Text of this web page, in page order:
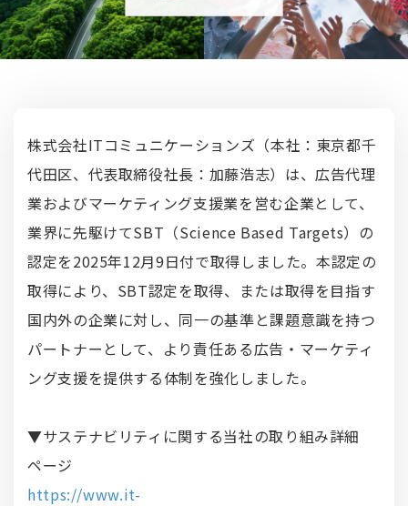
株式会社ITコミュニケーションズ（本社：東京都千
代田区、代表取締役社長：加藤浩志）は、広告代理
業およびマーケティング支援業を営む企業として、
業界に先駆けてSBT（Science Based Targets）の
認定を2025年12月9日付で取得しました。本認定の
取得により、SBT認定を取得、または取得を目指す
国内外の企業に対し、同一の基準と課題意識を持つ
パートナーとして、より責任ある広告・マーケティ
ング支援を提供する体制を強化しました。
▼サステナビリティに関する当社の取り組み詳細
ページ
https://www.it-